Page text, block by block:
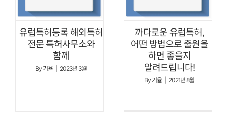
유럽특허등록 해외특허
전문 특허사무소와
함께
By기율 2023년 3월
까다로운 유럽특허,
어떤 방법으로 출원을
하면 좋을지
알려드립니다!
By기율 2021년 8월